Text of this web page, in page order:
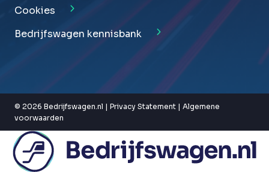
Cookies
Bedrijfswagen kennisbank
© 2026 Bedrijfswagen.nl | Privacy Statement | Algemene
voorwaarden